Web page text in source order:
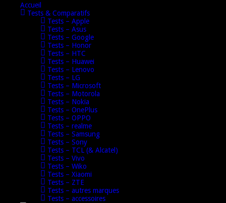
Accueil
Tests & Comparatifs
Tests – Apple
Tests – Asus
Tests – Google
Tests – Honor
Tests – HTC
Tests – Huawei
Tests – Lenovo
Tests – LG
Tests – Microsoft
Tests – Motorola
Tests – Nokia
Tests – OnePlus
Tests – OPPO
Tests – realme
Tests – Samsung
Tests – Sony
Tests – TCL (& Alcatel)
Tests – Vivo
Tests – Wiko
Tests – Xiaomi
Tests – ZTE
Tests – autres marques
Tests – accessoires